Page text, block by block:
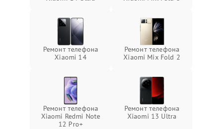
Ремонт телефона
Xiaomi 14
Ремонт телефона
Xiaomi Mix Fold 2
Ремонт телефона
Xiaomi Redmi Note
12 Pro+
Ремонт телефона
Xiaomi 13 Ultra